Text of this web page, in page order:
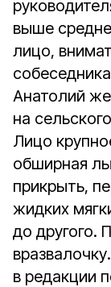
выше
лицо,
Анатолий
на
Лицо
обширная
прикрыть,
жидких
до другого.
в редакции